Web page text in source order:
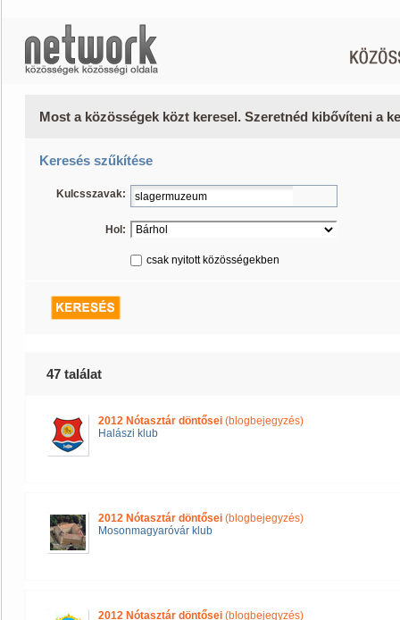
Most a közösségek közt keresel. Szeretnéd kibővíteni a
Keresés szűkítése
Kulcsszavak:
Hol:
csak nyitott közösségekben
47 találat
2012 Nótasztár döntősei (blogbejegyzés)
Halászi klub
2012 Nótasztár döntősei (blogbejegyzés)
Mosonmagyaróvár klub
2012 Nótasztár döntősei (blogbejegyzés)